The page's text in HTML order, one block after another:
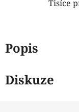
Tisíce
Popis
Diskuze